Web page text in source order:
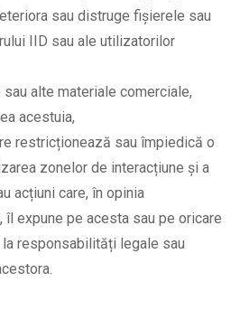
sau distruge fișierele sau
IID sau ale utilizatorilor
alte materiale comerciale,
acestuia,
restricționează sau împiedică o
zonelor de interacțiune și a
acțiuni care, în opinia
îl expune pe acesta sau pe oricare
responsabilități legale sau